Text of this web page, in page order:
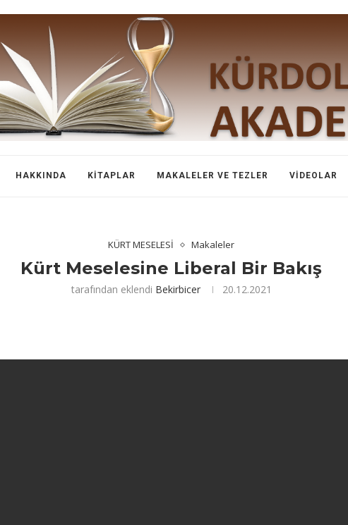
HAKKINDA KITAPLAR MAKALELER VE TEZLER VIDEOLAR
KÜRT MESELESİ Makaleler
Kürt Meselesine Liberal Bir Bakış
tarafından eklendi Bekirbicer 20.12.2021